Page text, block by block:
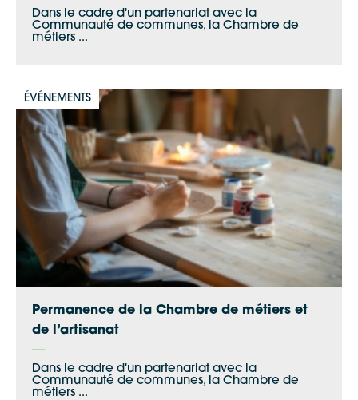
Dans le cadre d'un partenariat avec la
Communauté de communes, la Chambre de
métiers ...
ÉVÉNEMENTS
Permanence de la Chambre de métiers et
de l’artisanat
Dans le cadre d'un partenariat avec la
Communauté de communes, la Chambre de
métiers ...